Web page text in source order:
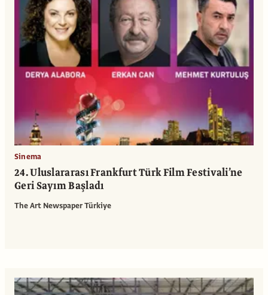
Sinema
24. Uluslararası Frankfurt Türk Film Festivali’ne
Geri Sayım Başladı
The Art Newspaper Türkiye